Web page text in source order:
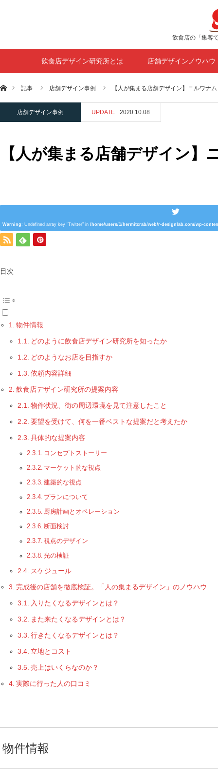
飲食店の「集客
飲食店デザイン研究所とは 店舗デザインノウハウ
ホーム記事 店舗デザイン事例 【人が集まる店舗デザイン】ニルワナ
店舗デザイン事例 UPDATE 2020.10.08
【人が集まる店舗デザイン】
Warning: Undefined array key "Twitter" in /home/users/1/hermitcrab/web/r-designlab.com/wp-
目次
物件情報
どのように飲食店デザイン研究所を知ったか
どのようなお店を目指すか
依頼内容詳細
飲食店デザイン研究所の提案内容
物件状況、街の周辺環境を見て注意したこと
要望を受けて、何を一番ベストな提案だと考えたか
具体的な提案内容
コンセプトストーリー
マーケット的な視点
建築的な視点
プランについて
厨房計画とオペレーション
断面検討
視点のデザイン
光の検証
スケジュール
完成後の店舗を徹底検証。「人の集まるデザイン」のノウハウ
入りたくなるデザインとは？
また来たくなるデザインとは？
行きたくなるデザインとは？
立地とコスト
売上はいくらなのか？
実際に行った人の口コミ
物件情報